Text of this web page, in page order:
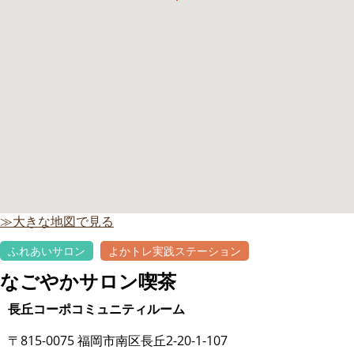
≫大きな地図で見る
ふれあいサロン よかトレ実践ステーション
なごやかサロン喫茶
長丘コーポコミュニティルーム
〒815-0075 福岡市南区長丘2-20-1-107